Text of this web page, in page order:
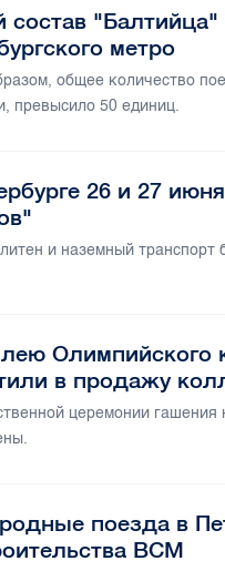
состав
метро
общее количество
превысило 50 единиц.
26 и 27
и наземный транспорт
Олимпийского
в продажу
церемонии
поезда в
ВСМ